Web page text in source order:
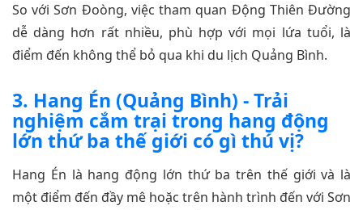
So với Sơn Đoòng, việc tham quan Động Thiên Đường
dễ dàng hơn rất nhiều, phù hợp với mọi lứa tuổi, là
điểm đến không thể bỏ qua khi du lịch Quảng Bình.
3. Hang Én (Quảng Bình) - Trải
nghiệm cắm trại trong hang động
lớn thứ ba thế giới có gì thú vị?
Hang Én là hang động lớn thứ ba trên thế giới và là
một điểm đến đầy mê hoặc trên hành trình đến với Sơn